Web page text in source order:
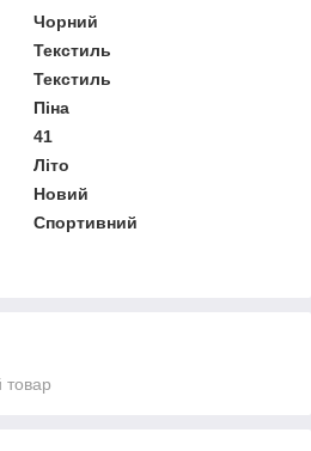
Чорний
Текстиль
Текстиль
Піна
41
Літо
Новий
Спортивний
товар